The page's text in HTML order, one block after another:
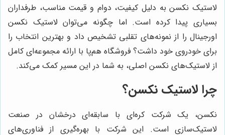
لاستیک نکسن به دلیل کیفیت، دوام و قیمت مناسب، طرفداران
بسیاری پیدا کرده است. اما چگونه می‌توان لاستیک نکسن
اورجینال را از نمونه‌های تقلبی تشخیص داد و بهترین انتخاب را
برای خودروی خود داشت؟ فروشگاه هم‌پا با ارائه مجموعه‌ای کامل
از لاستیک‌های نکسن اصلی، به شما در این مسیر کمک می‌کند.
چرا لاستیک نکسن؟
نکسن، یک شرکت کره‌ای با سابقه‌ای درخشان در صنعت
لاستیک‌سازی است. این شرکت با بهره‌گیری از فناوری‌های